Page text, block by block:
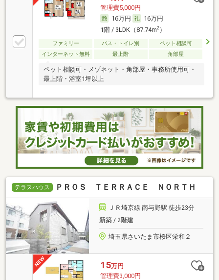
管理費5,000円
16万円
16万円
1階 / 3LDK（87.74m2）
ファミリー バス・トイレ別
ペット相談可
インターネット無料
最上階 角部屋
ペット相談可・メゾネット・角部屋・事務所使用可・
最上階・浴室1坪以上
テラスハウス ＰＲＯＳ ＴＥＲＲＡＣＥ ＮＯＲＴＨ
ＪＲ埼京線 南与野駅 徒歩23分
新築 / 2階建
埼玉県さいたま市桜区栄和２
15万円
管理費3,000円